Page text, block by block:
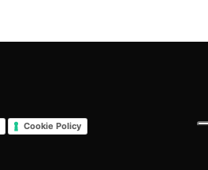
Cookie Policy